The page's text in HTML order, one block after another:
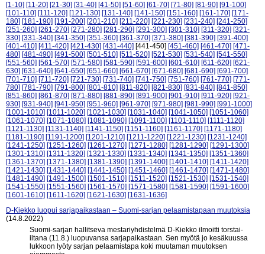
[1-10] [11-20] [21-30] [31-40] [41-50] [51-60] [61-70] [71-80] [81-90] [91-100]
[101-110] [111-120] [121-130] [131-140] [141-150] [151-160] [161-170] [171-
180] [181-190] [191-200] [201-210] [211-220] [221-230] [231-240] [241-250]
[251-260] [261-270] [271-280] [281-290] [291-300] [301-310] [311-320] [321-
330] [331-340] [341-350] [351-360] [361-370] [371-380] [381-390] [391-400]
[401-410] [411-420] [421-430] [431-440] [441-450] [451-460] [461-470] [471-
480] [481-490] [491-500] [501-510] [511-520] [521-530] [531-540] [541-550]
[551-560] [561-570] [571-580] [581-590] [591-600] [601-610] [611-620] [621-
630] [631-640] [641-650] [651-660] [661-670] [671-680] [681-690] [691-700]
[701-710] [711-720] [721-730] [731-740] [741-750] [751-760] [761-770] [771-
780] [781-790] [791-800] [801-810] [811-820] [821-830] [831-840] [841-850]
[851-860] [861-870] [871-880] [881-890] [891-900] [901-910] [911-920] [921-
930] [931-940] [941-950] [951-960] [961-970] [971-980] [981-990] [991-1000]
[1001-1010] [1011-1020] [1021-1030] [1031-1040] [1041-1050] [1051-1060]
[1061-1070] [1071-1080] [1081-1090] [1091-1100] [1101-1110] [1111-1120]
[1121-1130] [1131-1140] [1141-1150] [1151-1160] [1161-1170] [1171-1180]
[1181-1190] [1191-1200] [1201-1210] [1211-1220] [1221-1230] [1231-1240]
[1241-1250] [1251-1260] [1261-1270] [1271-1280] [1281-1290] [1291-1300]
[1301-1310] [1311-1320] [1321-1330] [1331-1340] [1341-1350] [1351-1360]
[1361-1370] [1371-1380] [1381-1390] [1391-1400] [1401-1410] [1411-1420]
[1421-1430] [1431-1440] [1441-1450] [1451-1460] [1461-1470] [1471-1480]
[1481-1490] [1491-1500] [1501-1510] [1511-1520] [1521-1530] [1531-1540]
[1541-1550] [1551-1560] [1561-1570] [1571-1580] [1581-1590] [1591-1600]
[1601-1610] [1611-1620] [1621-1630] [1631-1636]
D-Kiekko luopui sarjapaikastaan – Suomi-sarjan pelaamistapaan muutoksia
(14.8.2022)
Suomi-sarjan hallitseva mestariyhdistelmä D-Kiekko ilmoitti torstai-
iltana (11.8.) luopuvansa sarjapaikastaan. Sen myötä jo kesäkuussa
lukkoon lyöty sarjan pelaamistapa koki muutaman muutoksen